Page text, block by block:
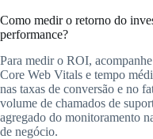
Como medir o retorno do
performance?
Para medir o ROI,
Core Web Vitals e tempo
nas taxas de conversão e no
volume de chamados de
agregado do monitoramento
de negócio.